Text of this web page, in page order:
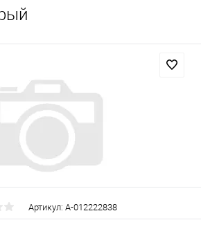
Артикул: А-012222838